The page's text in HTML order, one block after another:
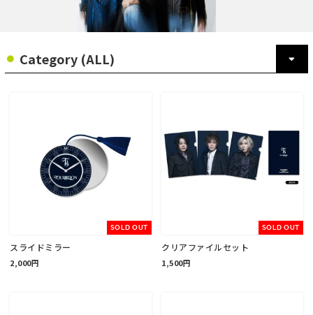
SOLD OUT
スライドミラー
2,000円
SOLD OUT
クリアファイルセット
1,500円